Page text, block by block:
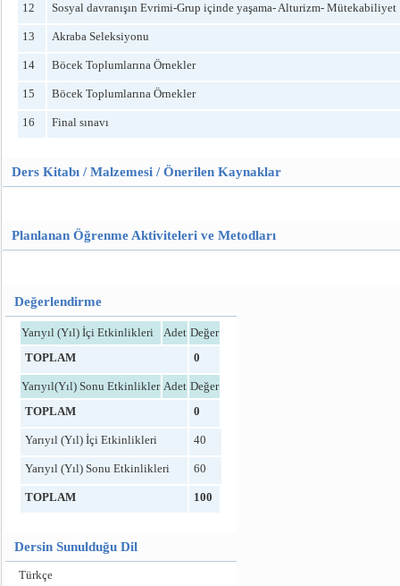
12 Sosyal davranışın Evrimi-Grup içinde yaşama- Alturizm- Mütekabiliyet
13 Akraba Seleksiyonu
14 Böcek Toplumlarına Örnekler
15 Böcek Toplumlarına Örnekler
16 Final sınavı
Ders Kitabı / Malzemesi / Önerilen Kaynaklar
Planlanan Öğrenme Aktiviteleri ve Metodları
Değerlendirme
Yarıyıl (Yıl) İçi Etkinlikleri Adet Değer
TOPLAM
0
Yarıyıl(Yıl) Sonu Etkinlikler Adet Değer
TOPLAM
0
Yarıyıl (Yıl) İçi Etkinlikleri 40
Yarıyıl (Yıl) Sonu Etkinlikleri 60
TOPLAM 100
Dersin Sunulduğu Dil
Türkçe